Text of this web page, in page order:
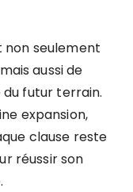
seulement
aussi de
futur terrain.
expansion,
clause reste
réussir son